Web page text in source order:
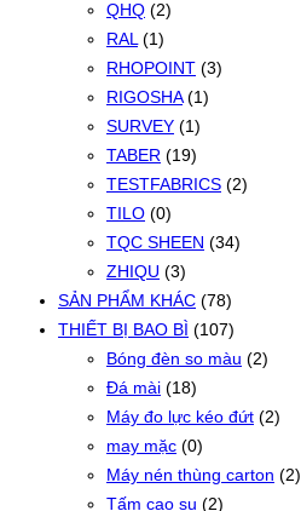
QHQ (2)
RAL (1)
RHOPOINT (3)
RIGOSHA (1)
SURVEY (1)
TABER (19)
TESTFABRICS (2)
TILO (0)
TQC SHEEN (34)
ZHIQU (3)
SẢN PHẨM KHÁC (78)
THIẾT BỊ BAO BÌ (107)
Bóng đèn so màu (2)
Đá mài (18)
Máy đo lực kéo đứt (2)
may mặc (0)
Máy nén thùng carton (2)
Tấm cao su (2)